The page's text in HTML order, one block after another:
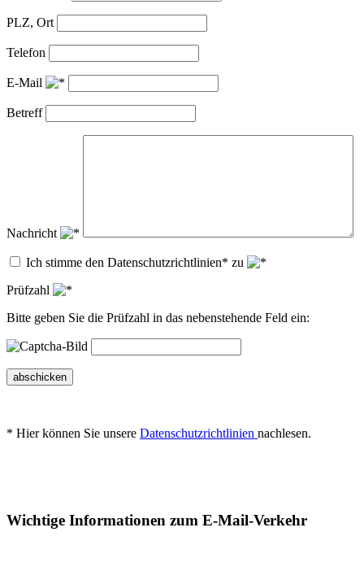
PLZ, Ort
Telefon
E-Mail
Betreff
Nachricht
Ich stimme den Datenschutzrichtlinien* zu
Prüfzahl
Bitte geben Sie die Prüfzahl in das nebenstehende Feld ein:
abschicken
* Hier können Sie unsere Datenschutzrichtlinien nachlesen.
Wichtige Informationen zum E-Mail-Verkehr